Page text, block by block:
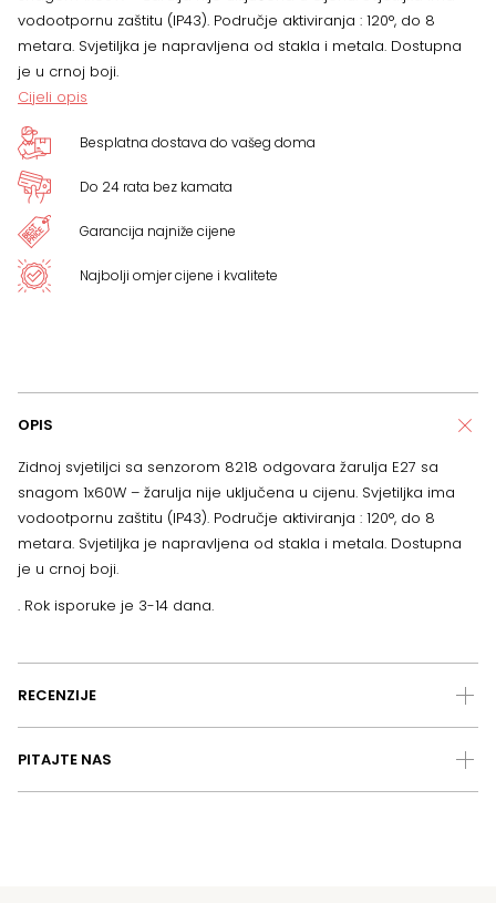
količina
vodootpornu zaštitu (IP43). Područje aktiviranja : 120°, do 8
metara. Svjetiljka je napravljena od stakla i metala. Dostupna
je u crnoj boji.
Cijeli opis
Besplatna dostava do vašeg doma
Do 24 rata bez kamata
Garancija najniže cijene
Najbolji omjer cijene i kvalitete
OPIS
Zidnoj svjetiljci sa senzorom 8218 odgovara žarulja E27 sa
snagom 1x60W – žarulja nije uključena u cijenu. Svjetiljka ima
vodootpornu zaštitu (IP43). Područje aktiviranja : 120°, do 8
metara. Svjetiljka je napravljena od stakla i metala. Dostupna
je u crnoj boji.
. Rok isporuke je 3-14 dana.
RECENZIJE
PITAJTE NAS